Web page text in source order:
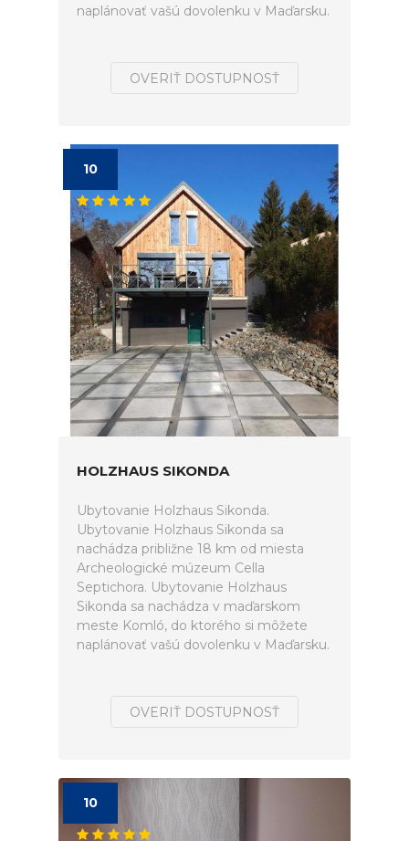
naplánovať vašú dovolenku v Maďarsku.
OVERIŤ DOSTUPNOSŤ
10
HOLZHAUS SIKONDA
Ubytovanie Holzhaus Sikonda.
Ubytovanie Holzhaus Sikonda sa
nachádza približne 18 km od miesta
Archeologické múzeum Cella
Septichora. Ubytovanie Holzhaus
Sikonda sa nachádza v maďarskom
meste Komló, do ktorého si môžete
naplánovať vašú dovolenku v Maďarsku.
OVERIŤ DOSTUPNOSŤ
10